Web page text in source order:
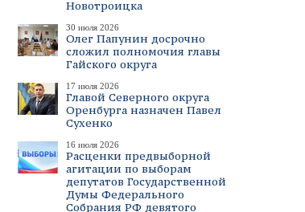
Новотроицка
30 июля 2026
Олег Папунин досрочно
сложил полномочия главы
Гайского округа
17 июля 2026
Главой Северного округа
Оренбурга назначен Павел
Сухенко
16 июля 2026
Расценки предвыборной
агитации по выборам
депутатов Государственной
Думы Федерального
Собрания РФ девятого